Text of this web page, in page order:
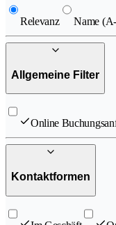
Relevanz Name
Allgemeine Filter
Online
Kontaktformen